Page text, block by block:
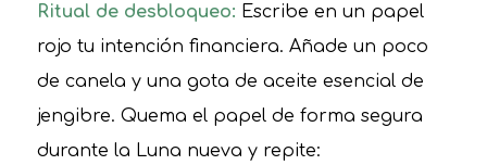
Ritual de desbloqueo: Escribe en un papel
rojo tu intención financiera. Añade un poco
de canela y una gota de aceite esencial de
jengibre. Quema el papel de forma segura
durante la Luna nueva y repite: